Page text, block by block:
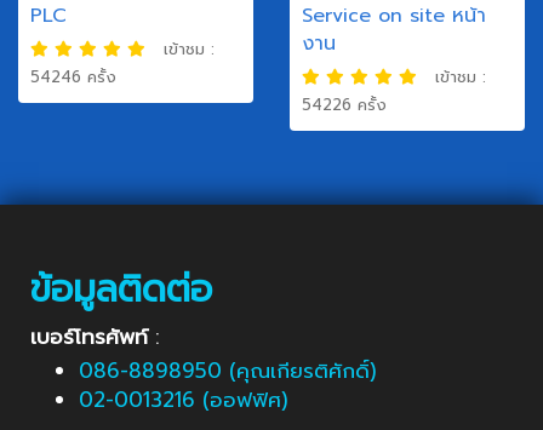
PLC
เข้าชม :
54246 ครั้ง
Service on site หน้า
งาน
เข้าชม :
54226 ครั้ง
ข้อมูลติดต่อ
เบอร์โทรศัพท์:
086-8898950 (คุณเกียรติศักดิ์)
02-0013216 (ออฟฟิศ)